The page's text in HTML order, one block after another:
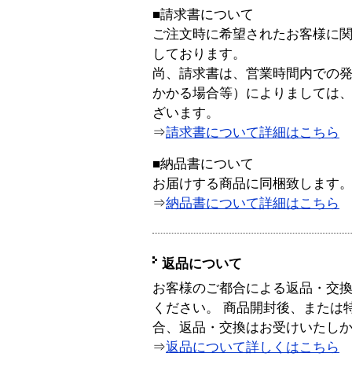
■請求書について
ご注文時に希望されたお客様に
しております。
尚、請求書は、営業時間内での
かかる場合等）によりましては
ざいます。
⇒請求書について詳細はこちら
■納品書について
お届けする商品に同梱致します。
⇒納品書について詳細はこちら
返品について
お客様のご都合による返品・交
ください。 商品開封後、または
合、返品・交換はお受けいたし
⇒返品について詳しくはこちら